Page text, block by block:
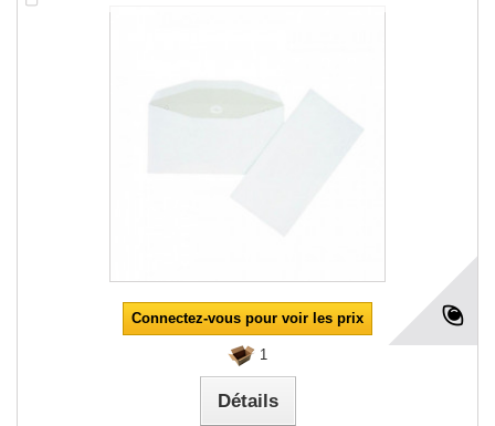
Connectez-vous pour voir les prix
1
Détails